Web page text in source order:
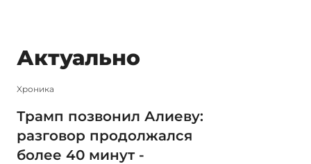
Актуально
Xроника
Трамп позвонил Алиеву:
разговор продолжался
более 40 минут -